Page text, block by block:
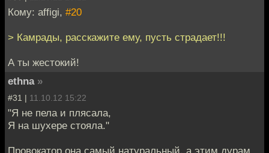
Кому: affigi, #20
> Камрады, расскажите ему, пусть страдает!!!
А ты жестокий!
ethna »
#31 | 11.10.12 15:22
"Я не пела и плясала,
Я на шухере стояла."